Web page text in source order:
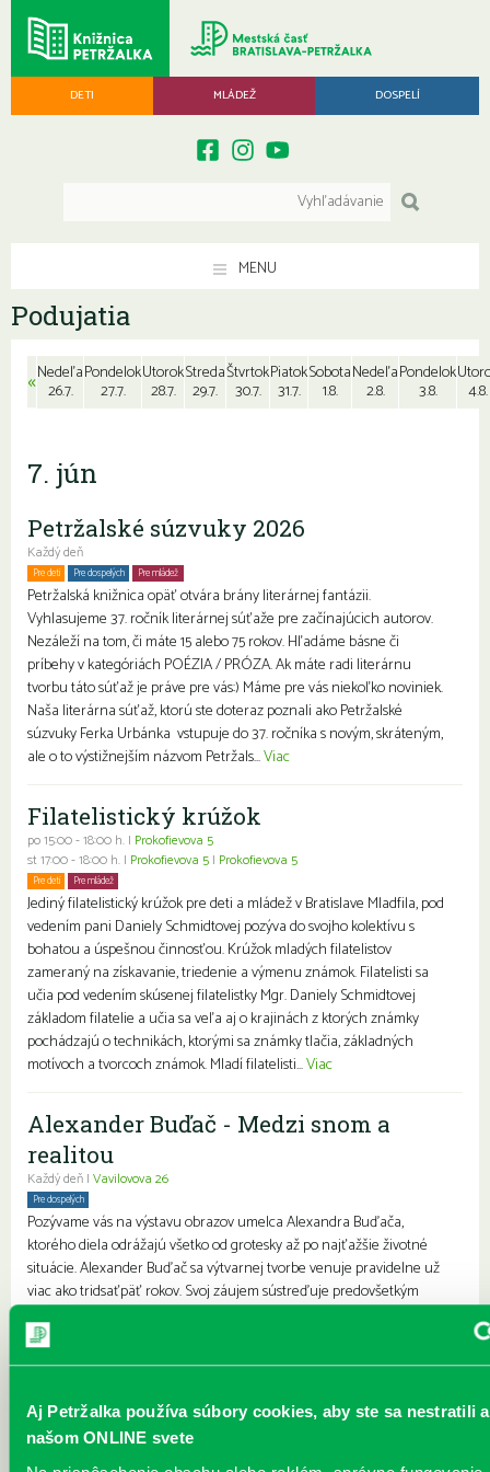
Aj Petržalka používa súbory cookies, aby ste sa nestratili
našom ONLINE svete
DETI MLÁDEŽ DOSPELÍ
MENU
Podujatia
«Nedeľa
26.7.
Pondelok
27.7.
Utorok
28.7.
Streda
29.7.
Štvrtok
30.7.
Piatok
31.7.
Sobota
1.8.
Nedeľa
2.8.
Pondelok
3.8. 4.8.
7. jún
Petržalské súzvuky 2026
Každý deň
Pre deti Pre dospelých Pre mládež
Petržalská knižnica opäť otvára brány literárnej fantázii.
Vyhlasujeme 37. ročník literárnej súťaže pre začínajúcich autorov.
Nezáleží na tom, či máte 15 alebo 75 rokov. Hľadáme básne či
príbehy v kategóriách POÉZIA / PRÓZA. Ak máte radi literárnu
tvorbu táto súťaž je práve pre vás:) Máme pre vás niekoľko noviniek.
Naša literárna súťaž, ktorú ste doteraz poznali ako Petržalské
súzvuky Ferka Urbánka vstupuje do 37. ročníka s novým, skráteným,
ale o to výstižnejším názvom Petržals...Viac
Filatelistický krúžok
po 15:00 - 18:00 h. | Prokofievova 5
st 17:00 - 18:00 h. | Prokofievova 5 | Prokofievova 5
Pre deti Pre mládež
Jediný filatelistický krúžok pre deti a mládež v Bratislave Mladfila, pod
vedením pani Daniely Schmidtovej pozýva do svojho kolektívu s
bohatou a úspešnou činnosťou. Krúžok mladých filatelistov
zameraný na získavanie, triedenie a výmenu známok. Filatelisti sa
učia pod vedením skúsenej filatelistky Mgr. Daniely Schmidtovej
základom filatelie a učia sa veľa aj o krajinách z ktorých známky
pochádzajú o technikách, ktorými sa známky tlačia, základných
motívoch a tvorcoch známok. Mladí filatelisti...Viac
Alexander Buďač - Medzi snom a
realitou
Každý deň | Vavilovova 26
Pre dospelých
Pozývame vás na výstavu obrazov umelca Alexandra Buďača,
ktorého diela odrážajú všetko od grotesky až po najťažšie životné
situácie. Alexander Buďač sa výtvarnej tvorbe venuje pravidelne už
viac ako tridsaťpäť rokov. Svoj záujem sústreďuje predovšetkým
surrealistický svet snov. Kostýmovanými postavami sa snaží
vyjadrovať absenciu starnutia. Vždy ho zaujímala osoba, „postava“, s
JÚN v knižnici